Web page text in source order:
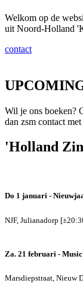
Welkom op de
uit Noord-Holland
contact
Wil je ons boeken?
dan zsm contact
'Holland
Do 1 januari -
NJF, Julianadorp
Za. 21 februari -
Marsdiepstraat, Nieuw